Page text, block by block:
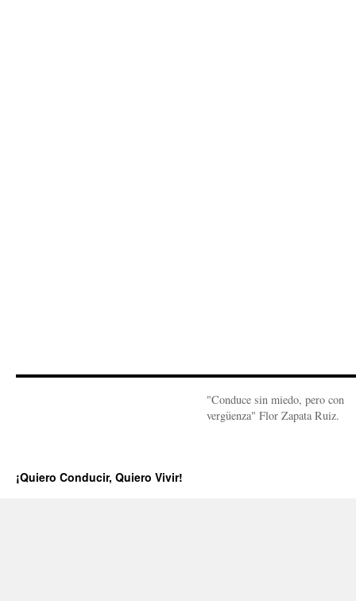
"Conduce sin miedo, pero con
vergüenza" Flor Zapata Ruiz.
¡Quiero Conducir, Quiero Vivir!